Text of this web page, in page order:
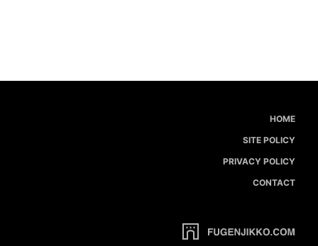
HOME
SITE POLICY
PRIVACY POLICY
CONTACT